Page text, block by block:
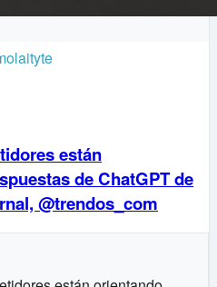
están
de ChatGPT de
@trendos_com